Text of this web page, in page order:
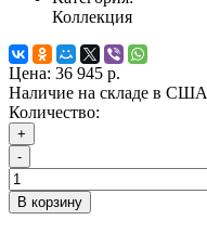
Коллекция
Цена: 36 945 р.
Наличие на складе в США
Количество:
+
-
В корзину